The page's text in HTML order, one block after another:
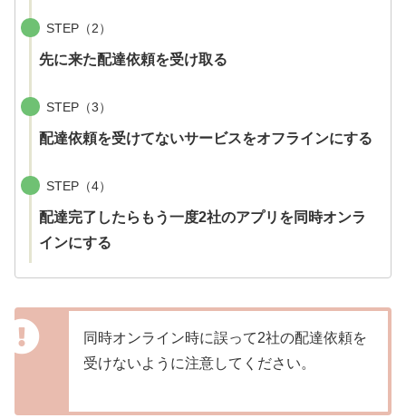
STEP（2）
先に来た配達依頼を受け取る
STEP（3）
配達依頼を受けてないサービスをオフラインにする
STEP（4）
配達完了したらもう一度2社のアプリを同時オンラ
インにする
同時オンライン時に誤って2社の配達依頼を
受けないように注意してください。